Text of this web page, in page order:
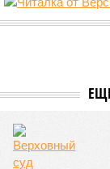
Татарстан